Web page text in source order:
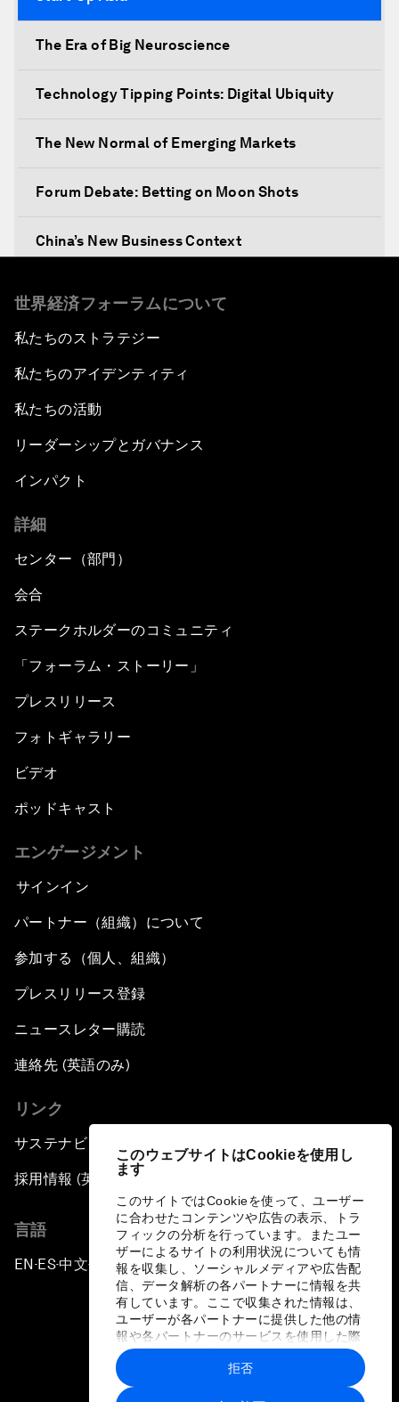
このウェブサイトはCookieを使用し
ます
このサイトではCookieを使って、ユーザー
に合わせたコンテンツや広告の表示、トラ
フィックの分析を行っています。またユー
ザーによるサイトの利用状況についても情
報を収集し、ソーシャルメディアや広告配
信、データ解析の各パートナーに情報を共
有しています。ここで収集された情報は、
ユーザーが各パートナーに提供した他の情
報や各パートナーのサービスを使用した際
に収集された情報と組み合わされ、各パー
トナーによって使用されることがありま
す。
拒否
The Era of Big Neuroscience
Technology Tipping Points: Digital Ubiquity
The New Normal of Emerging Markets
Forum Debate: Betting on Moon Shots
China’s New Business Context
Agenda
After the Brexit
What If: Our Virtual Life Overtakes Our Physical
Reality?
Scientific China
Issue Briefing: Navigating the Gig Economy
New Normal, New Concept, New Engines
Human vs Machine: The Significance of
Cybercrime?
Pandemics and Big Data: Disrupting
China's Millennials
China's Global Ambitions
Unblocking Blockchain
Co-Chair Roundtable: Building a Global Brand
Welcome to the Annual Meeting of the New
Champions 2016
Opening Plenary with Premier Li Keqiang
Financing China's Growth Agenda
Co-Chair Roundtable: Disrupting Mobility
世界経済フォーラムについて
私たちのストラテジー
私たちのアイデンティティ
私たちの活動
リーダーシップとガバナンス
インパクト
詳細
センター（部門）
会合
ステークホルダーのコミュニティ
「フォーラム・ストーリー」
プレスリリース
フォトギャラリー
ビデオ
ポッドキャスト
エンゲージメント
サインイン
パートナー（組織）について
参加する（個人、組織）
プレスリリース登録
ニュースレター購読
連絡先 (英語のみ)
リンク
サステナビリティへの取り組み
採用情報 (英語のみ)
言語
EN ▪ES▪中文▪ 日本語
プライバシーポリシーと利用規約